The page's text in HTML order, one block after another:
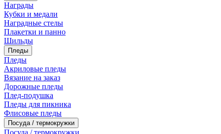
Награды
Кубки и медали
Наградные стелы
Плакетки и панно
Шильды
Пледы
Пледы
Акриловые пледы
Вязание на заказ
Дорожные пледы
Плед-подушка
Пледы для пикника
Флисовые пледы
Посуда / термокружки
Посуда / термокружки